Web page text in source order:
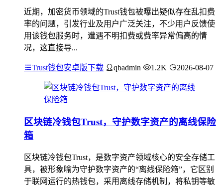
近期，加密货币领域的Trust钱包被曝出疑似存在乱扣费
率的问题，引发行业及用户广泛关注，不少用户反馈使
用该钱包服务时，遭遇不明扣费或费率异常偏高的情
况，这直接导...
Trust钱包安卓版下载 qbadmin 1.2K 2026-08-07
区块链冷钱包Trust，守护数字资产的离线保险
箱
区块链冷钱包Trust，是数字资产领域核心的安全存储工
具，被形象喻为守护数字资产的“离线保险箱”，它区别
于联网运行的热钱包，采用离线存储机制，将私钥等敏